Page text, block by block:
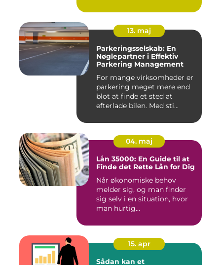
13. maj
Parkeringsselskab: En
Nøglepartner i Effektiv
Parkering Management
For mange virksomheder er
parkering meget mere end
blot at finde et sted at
efterlade bilen. Med sti...
04. maj
Lån 35000: En Guide til at
Finde det Rette Lån for Dig
Når økonomiske behov
melder sig, og man finder
sig selv i en situation, hvor
man hurtig...
15. apr
Sådan kan et